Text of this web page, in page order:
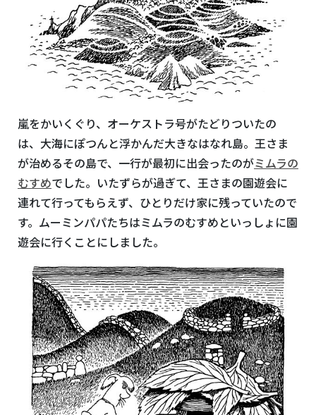
嵐をかいくぐり、オーケストラ号がたどりついたの
は、大海にぽつんと浮かんだ大きなはなれ島。王さま
が治めるその島で、一行が最初に出会ったのがミムラの
むすめでした。いたずらが過ぎて、王さまの園遊会に
連れて行ってもらえず、ひとりだけ家に残っていたので
す。ムーミンパパたちはミムラのむすめといっしょに園
遊会に行くことにしました。